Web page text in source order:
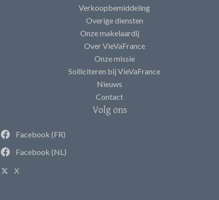
Verkoopbemiddeling
Overige diensten
Onze makelaardij
Over VieVaFrance
Onze missie
Solliciteren bij VieVaFrance
Nieuws
Contact
Volg ons
Facebook (FR)
Facebook (NL)
X